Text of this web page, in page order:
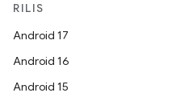
RILIS
Android 17
Android 16
Android 15